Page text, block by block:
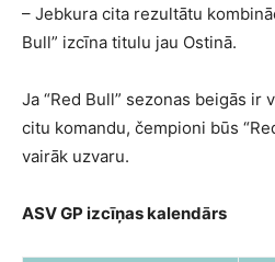
– Jebkura cita rezultātu
Bull” izcīna titulu jau Ostinā.
Ja “Red Bull” sezonas beigās ir
citu komandu, čempioni būs
vairāk uzvaru.
ASV GP izcīņas kalendārs